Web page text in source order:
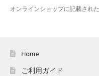
プライバシーポリシー
ベンダー登録
オンラインショップに記載され
Home
ご利用ガイド